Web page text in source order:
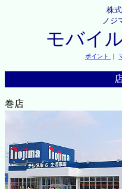
株
ノジ
モバイ
ポイント ｜
巻店